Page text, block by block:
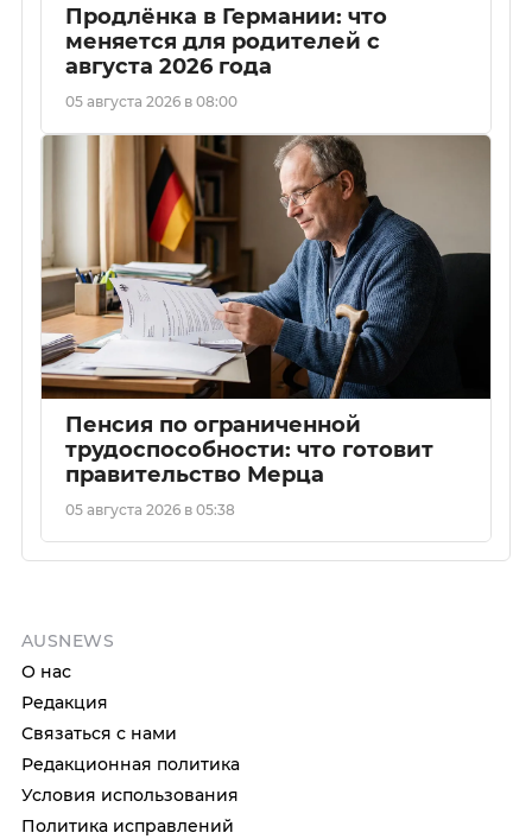
Продлёнка в Германии: что
меняется для родителей с
августа 2026 года
05 августа 2026 в 08:00
Пенсия по ограниченной
трудоспособности: что готовит
правительство Мерца
05 августа 2026 в 05:38
AUSNEWS
О нас
Редакция
Связаться с нами
Редакционная политика
Условия использования
Политика исправлений